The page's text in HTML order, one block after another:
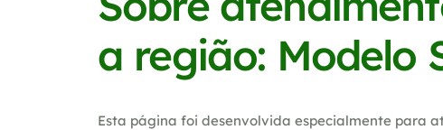
a região: Modelo
Esta página foi desenvolvida especialmente para